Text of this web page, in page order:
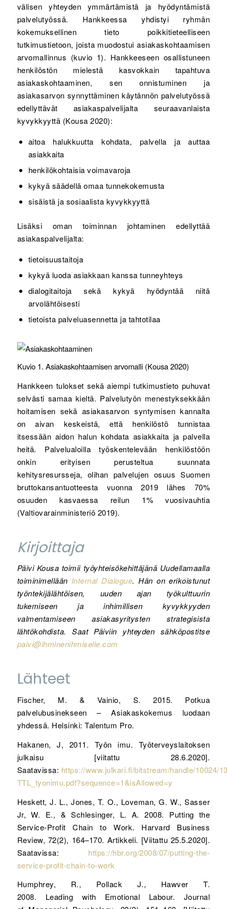
välisen yhteyden ymmärtämistä ja hyödyntämistä
palvelutyössä. Hankkeessa yhdistyi ryhmän
kokemuksellinen tieto poikkitieteelliseen
tutkimustietoon, joista muodostui asiakaskohtaamisen
arvomallinnus (kuvio 1). Hankkeeseen osallistuneen
henkilöstön mielestä kasvokkain tapahtuva
asiakaskohtaaminen, sen onnistuminen ja
asiakasarvon synnyttäminen käytännön palvelutyössä
edellyttävät asiakaspalvelijalta seuraavanlaista
kyvykkyyttä (Kousa 2020):
aitoa halukkuutta kohdata, palvella ja auttaa
asiakkaita
henkilökohtaisia voimavaroja
kykyä säädellä omaa tunnekokemusta
sisäistä ja sosiaalista kyvykkyyttä
Lisäksi oman toiminnan johtaminen edellyttää
asiakaspalvelijalta:
tietoisuustaitoja
kykyä luoda asiakkaan kanssa tunneyhteys
dialogitaitoja sekä kykyä hyödyntää niitä
arvolähtöisesti
tietoista palveluasennetta ja tahtotilaa
Kuvio 1. Asiakaskohtaamisen arvomalli (Kousa 2020)
Hankkeen tulokset sekä aiempi tutkimustieto puhuvat
selvästi samaa kieltä. Palvelutyön menestyksekkään
hoitamisen sekä asiakasarvon syntymisen kannalta
on aivan keskeistä, että henkilöstö tunnistaa
itsessään aidon halun kohdata asiakkaita ja palvella
heitä. Palvelualoilla työskentelevään henkilöstöön
onkin erityisen perusteltua suunnata
kehitysresursseja, olihan palvelujen osuus Suomen
bruttokansantuotteesta vuonna 2019 lähes 70%
osuuden kasvaessa reilun 1% vuosivauhtia
(Valtiovarainministeriö 2019).
Kirjoittaja
Päivi Kousa toimii työyhteisökehittäjänä Uudellamaalla
toiminimellään Internal Dialogue. Hän on erikoistunut
työntekijälähtöisen, uuden ajan työkulttuurin
tukemiseen ja inhimillisen kyvykkyyden
valmentamiseen asiakasyritysten strategisista
lähtökohdista. Saat Päiviin yhteyden sähköpostitse
paivi@ihminenihmiselle.com
Lähteet
Fischer, M. & Vainio, S. 2015. Potkua
palvelubusinekseen – Asiakaskokemus luodaan
yhdessä. Helsinki: Talentum Pro.
Hakanen, J, 2011. Työn imu. Työterveyslaitoksen
julkaisu [viitattu 28.6.2020].
Saatavissa: https://www.julkari.fi/bitstream/handle/10024/
TTL_tyonimu.pdf?sequence=1&isAllowed=y
Heskett, J. L., Jones, T. O., Loveman, G. W., Sasser
Jr, W. E., & Schlesinger, L. A. 2008. Putting the
Service-Profit Chain to Work. Harvard Business
Review, 72(2), 164–170. Artikkeli. [Viitattu 25.5.2020].
Saatavissa: https://hbr.org/2008/07/putting-the-
service-profit-chain-to-work
Humphrey, R., Pollack J., Hawver T.
2008. Leading with Emotional Labour. Journal